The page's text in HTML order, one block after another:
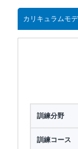
カリキュラムモ
訓練分野
訓練コース